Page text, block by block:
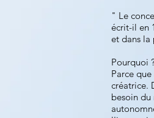
" Le
écrit-il en
et dans la
Pourquoi
Parce
créatrice.
besoin